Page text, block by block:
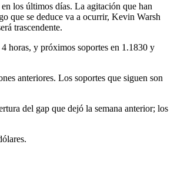
los últimos días. La agitación que han
que se deduce va a ocurrir, Kevin Warsh
trascendente.
horas, y próximos soportes en 1.1830 y
anteriores. Los soportes que siguen son
del gap que dejó la semana anterior; los